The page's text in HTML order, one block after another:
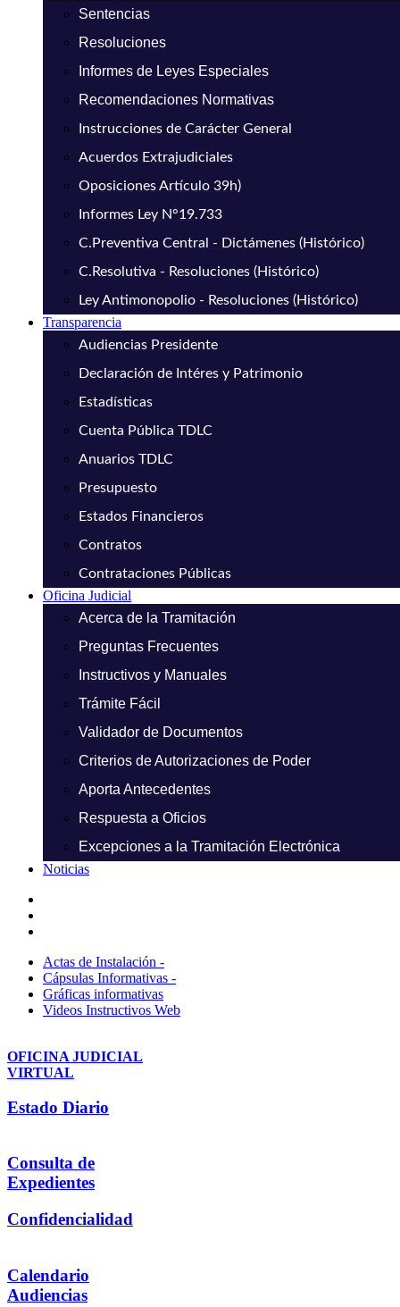
Sentencias
Resoluciones
Informes de Leyes Especiales
Recomendaciones Normativas
Instrucciones de Carácter General
Acuerdos Extrajudiciales
Oposiciones Artículo 39h)
Informes Ley N°19.733
C.Preventiva Central - Dictámenes (Histórico)
C.Resolutiva - Resoluciones (Histórico)
Ley Antimonopolio - Resoluciones (Histórico)
Transparencia
Audiencias Presidente
Declaración de Intéres y Patrimonio
Estadísticas
Cuenta Pública TDLC
Anuarios TDLC
Presupuesto
Estados Financieros
Contratos
Contrataciones Públicas
Oficina Judicial
Acerca de la Tramitación
Preguntas Frecuentes
Instructivos y Manuales
Trámite Fácil
Validador de Documentos
Criterios de Autorizaciones de Poder
Aporta Antecedentes
Respuesta a Oficios
Excepciones a la Tramitación Electrónica
Noticias
Actas de Instalación -
Cápsulas Informativas -
Gráficas informativas
Videos Instructivos Web
OFICINA JUDICIAL
VIRTUAL
Estado Diario
Consulta de
Expedientes
Confidencialidad
Calendario
Audiencias